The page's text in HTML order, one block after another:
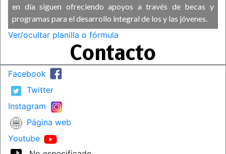
en día siguen ofreciendo apoyos a través de becas y
programas para el desarrollo integral de los y las jóvenes.
Ver/ocultar planilla o fórmula
Contacto
Facebook
Twitter
Instagram
Página web
Youtube